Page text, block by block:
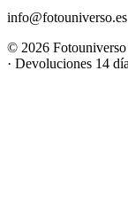
info@fotouniverso.es
© 2026 Fotouniverso
· Devoluciones 14